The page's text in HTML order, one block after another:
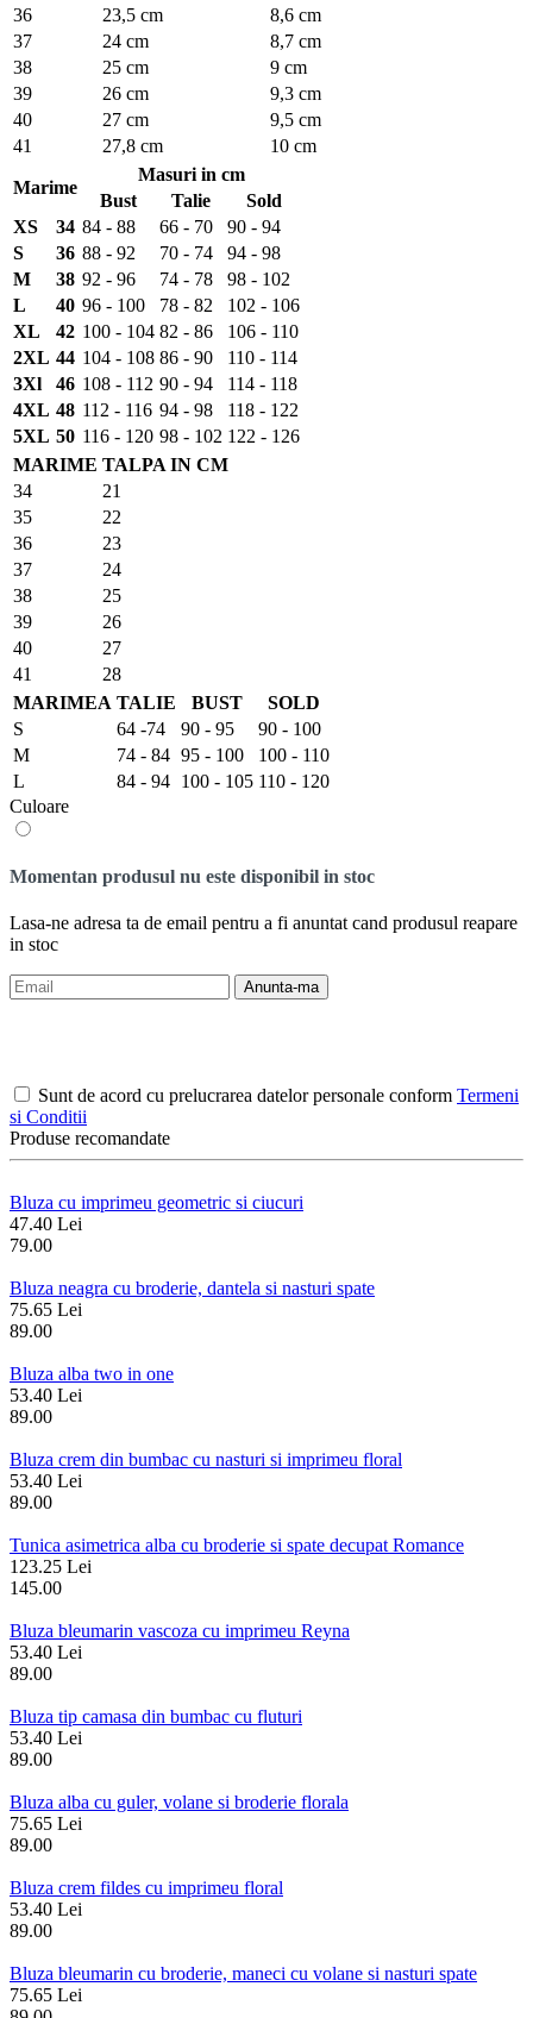
36
23,5 cm
8,6 cm
37
24 cm
8,7 cm
38
25 cm
9 cm
39
26 cm
9,3 cm
40
27 cm
9,5 cm
41
27,8 cm 10 cm
Marime
Masuri in cm
Bust
Talie
Sold
XS
34 84 - 88 66 - 70
90 - 94
S
36 88 - 92 70 - 74
94 - 98
M
38 92 - 96 74 - 78
98 - 102
L
40 96 - 100 78 - 82
102 - 106
XL
42 100 - 104 82 - 86
106 - 110
2XL 44 104 - 108 86 - 90
110 - 114
3Xl
46 108 - 112 90 - 94
114 - 118
4XL 48 112 - 116 94 - 98
118 - 122
5XL 50 116 - 120 98 - 102 122 - 126
MARIME TALPA IN CM
34
21
35
22
36
23
37
24
38
25
39
26
40
27
41
28
MARIMEA TALIE BUST
SOLD
S
64 -74 90 - 95
90 - 100
M
74 - 84 95 - 100
100 - 110
L
84 - 94 100 - 105 110 - 120
Culoare
Momentan produsul nu este disponibil in stoc
Lasa-ne adresa ta de email pentru a fi anuntat cand produsul reapare
in stoc
Anunta-ma
Sunt de acord cu prelucrarea datelor personale conform Termeni
si Conditii
Produse recomandate
Bluza cu imprimeu geometric si ciucuri
47.40 Lei
79.00
Bluza neagra cu broderie, dantela si nasturi spate
75.65 Lei
89.00
Bluza alba two in one
53.40 Lei
89.00
Bluza crem din bumbac cu nasturi si imprimeu floral
53.40 Lei
89.00
Tunica asimetrica alba cu broderie si spate decupat Romance
123.25 Lei
145.00
Bluza bleumarin vascoza cu imprimeu Reyna
53.40 Lei
89.00
Bluza tip camasa din bumbac cu fluturi
53.40 Lei
89.00
Bluza alba cu guler, volane si broderie florala
75.65 Lei
89.00
Bluza crem fildes cu imprimeu floral
53.40 Lei
89.00
Bluza bleumarin cu broderie, maneci cu volane si nasturi spate
75.65 Lei